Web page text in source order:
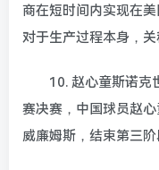
商在短时间内实现在
对于生产过程本身，
10. 赵心童斯诺克
赛决赛，中国球员赵
威廉姆斯，结束第三阶